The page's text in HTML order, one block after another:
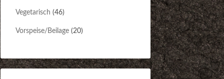
Vegetarisch (46)
Vorspeise/Beilage (20)